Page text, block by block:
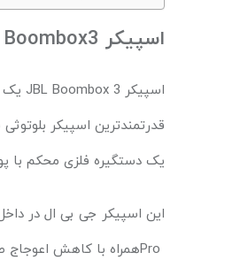
اسپیکر JBL Boombox3 : از بهترین اسپیکرهای جی بی ال
اسپیکر JBL Boombox 3 یک
قدرتمندترین اسپیکر
یک دستگیره‌ فلزی محکم با
این اسپیکر جی بی ال در
Pro